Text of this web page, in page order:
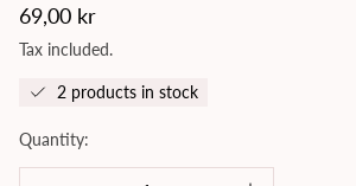
Regular
price
69,00 kr
Tax included.
2 products in stock
Quantity: